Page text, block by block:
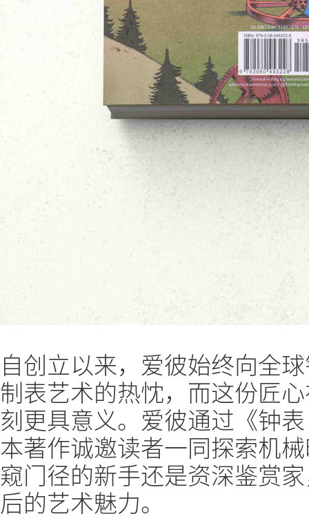
自创立以来，爱彼始终向全
制表艺术的热忱，而这份匠
刻更具意义。爱彼通过《钟
本著作诚邀读者一同探索机
窥门径的新手还是资深鉴赏
后的艺术魅力。